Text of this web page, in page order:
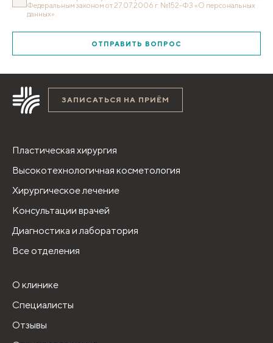
Федеральным законом от 27.07.2006 г. №152-ФЗ «О персональных
данных».
ОТПРАВИТЬ ВОПРОС
ЗАПИСАТЬСЯ НА ПРИЁМ
Пластическая хирургия
Высокотехнологичная косметология
Хирургическое лечение
Консультации врачей
Диагностика и лаборатория
Все отделения
О клинике
Специалисты
Отзывы